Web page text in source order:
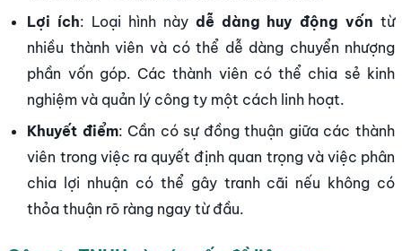
Lợi ích: Loại hình này dễ dàng huy động vốn từ
nhiều thành viên và có thể dễ dàng chuyển nhượng
phần vốn góp. Các thành viên có thể chia sẻ kinh
nghiệm và quản lý công ty một cách linh hoạt.
Khuyết điểm: Cần có sự đồng thuận giữa các thành
viên trong việc ra quyết định quan trọng và việc phân
chia lợi nhuận có thể gây tranh cãi nếu không có
thỏa thuận rõ ràng ngay từ đầu.